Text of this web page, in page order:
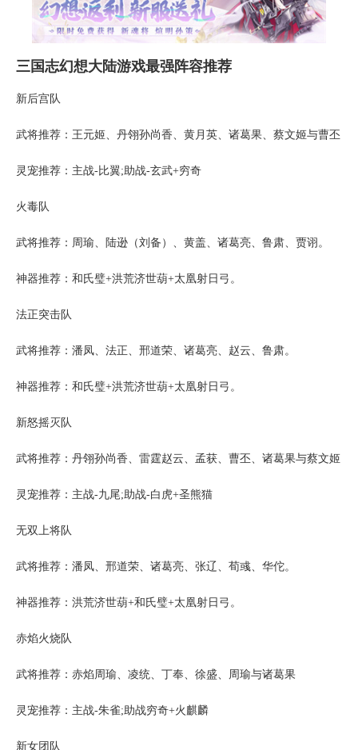
三国志幻想大陆游戏最强阵容推荐
新后宫队
武将推荐：王元姬、丹翎孙尚香、黄月英、诸葛果、蔡文姬与曹丕
灵宠推荐：主战-比翼;助战-玄武+穷奇
火毒队
武将推荐：周瑜、陆逊（刘备）、黄盖、诸葛亮、鲁肃、贾诩。
神器推荐：和氏璧+洪荒济世葫+太凰射日弓。
法正突击队
武将推荐：潘凤、法正、邢道荣、诸葛亮、赵云、鲁肃。
神器推荐：和氏璧+洪荒济世葫+太凰射日弓。
新怒摇灭队
武将推荐：丹翎孙尚香、雷霆赵云、孟获、曹丕、诸葛果与蔡文姬
灵宠推荐：主战-九尾;助战-白虎+圣熊猫
无双上将队
武将推荐：潘凤、邢道荣、诸葛亮、张辽、荀彧、华佗。
神器推荐：洪荒济世葫+和氏璧+太凰射日弓。
赤焰火烧队
武将推荐：赤焰周瑜、凌统、丁奉、徐盛、周瑜与诸葛果
灵宠推荐：主战-朱雀;助战穷奇+火麒麟
新女团队